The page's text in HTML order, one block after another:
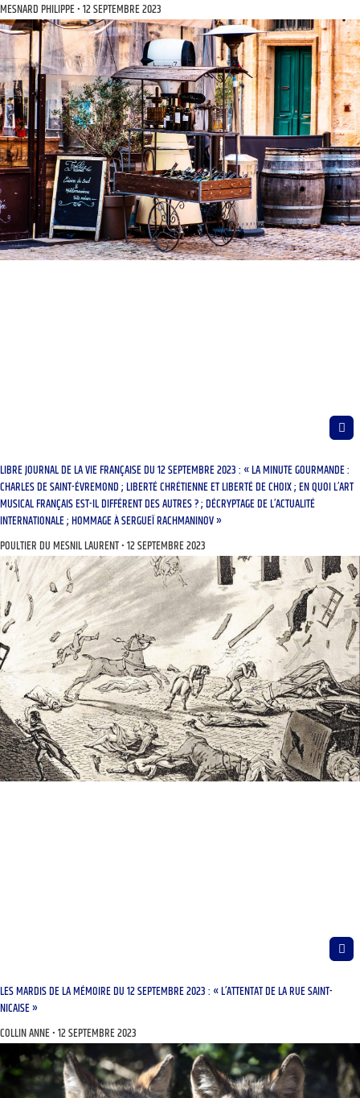
MESNARD PHILIPPE 12 SEPTEMBRE 2023
LIBRE JOURNAL DE LA VIE FRANÇAISE DU 12 SEPTEMBRE 2023 : « LA MINUTE GOURMANDE :
CHARLES DE SAINT-ÉVREMOND ; LIBERTÉ CHRÉTIENNE ET LIBERTÉ DE CHOIX ; EN QUOI L’ART
MUSICAL FRANÇAIS EST-IL DIFFÉRENT DES AUTRES ? ; DÉCRYPTAGE DE L’ACTUALITÉ
INTERNATIONALE ; HOMMAGE À SERGUEÏ RACHMANINOV »
POULTIER DU MESNIL LAURENT 12 SEPTEMBRE 2023
LES MARDIS DE LA MÉMOIRE DU 12 SEPTEMBRE 2023 : « L’ATTENTAT DE LA RUE SAINT-
NICAISE »
COLLIN ANNE 12 SEPTEMBRE 2023